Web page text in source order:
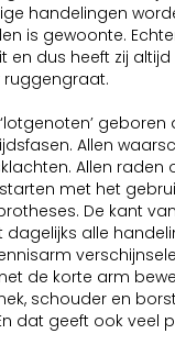
handelingen
is gewoonte.
en dus heeft zij
geboren
Allen
Allen raden
met het
De kant
alle
de korte arm
schouder en
dat geeft ook veel